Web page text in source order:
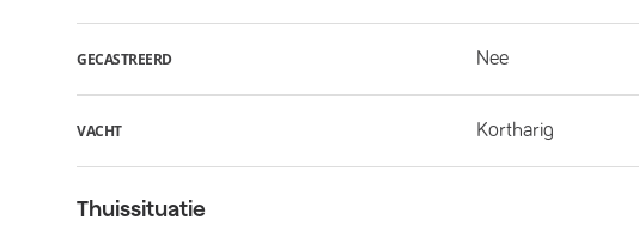
GECASTREERD Nee
VACHT Kortharig
Thuissituatie